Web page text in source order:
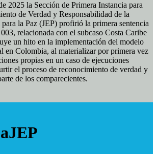
2025 la Sección de Primera Instancia para
de Verdad y Responsabilidad de la
la Paz (JEP) profirió la primera sentencia
relacionada con el subcaso Costa Caribe
un hito en la implementación del modelo
en Colombia, al materializar por primera vez
propias en un caso de ejecuciones
el proceso de reconocimiento de verdad y
de los comparecientes.